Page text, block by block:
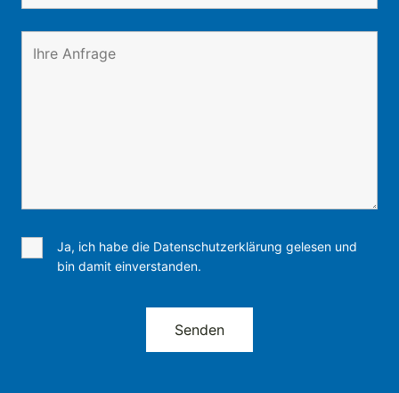
Ja, ich habe die Datenschutzerklärung gelesen und
bin damit einverstanden.